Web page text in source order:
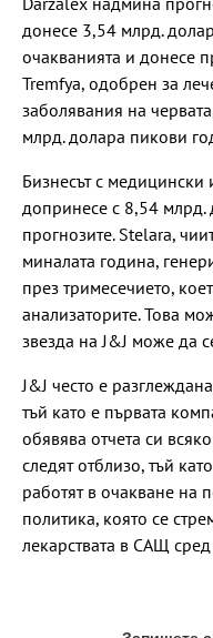
донесе 3,54 млрд.
очакванията и донесе
Tremfya, одобрен за
заболявания на
млрд. долара пикови
Бизнесът с
допринесе с 8,54
прогнозите. Stelara,
миналата година,
през тримесечието,
анализаторите. Това
звезда на J&J може да
J&J често е
тъй като е първата
обявява отчета си
следят отблизо, тъй
работят в очакване на
политика, която се
лекарствата в САЩ